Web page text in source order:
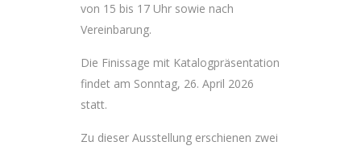
von 15 bis 17 Uhr sowie nach
Vereinbarung.
Die Finissage mit Katalogpräsentation
findet am Sonntag, 26. April 2026
statt.
Zu dieser Ausstellung erschienen zwei